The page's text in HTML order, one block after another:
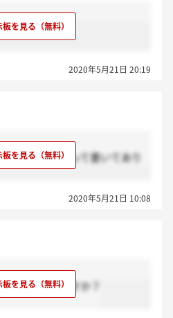
2020年5月21日 20:19
可能性が、、って書いてあり
2020年5月21日 10:08
はどこ情報ですか？